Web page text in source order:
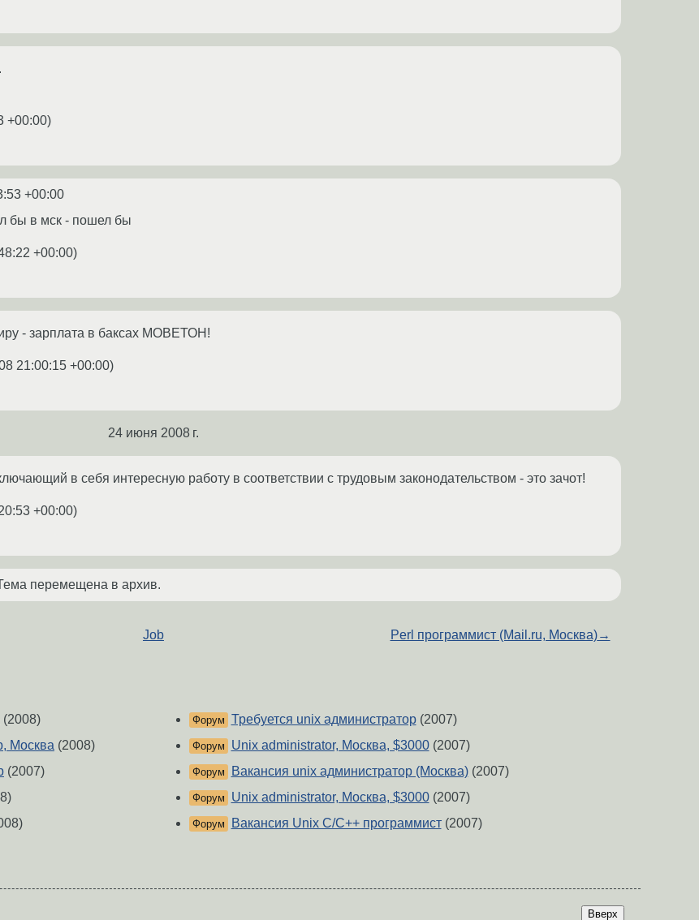
+00:00)
+00:00
бы в мск - пошел бы
+00:00)
- зарплата в баксах МОВЕТОН!
21:00:15 +00:00)
24 июня 2008 г.
в себя интересную работу в соответствии с трудовым законодательством - это зачот!
+00:00)
перемещена в архив.
Job Perl программист (Mail.ru, Москва)→
(2008)
Москва (2008)
(2007)
Форум Требуется unix администратор(2007)
Форум Unix administrator, Москва, $3000(2007)
Форум Вакансия unix администратор (Москва)(2007)
Форум Unix administrator, Москва, $3000(2007)
Форум Вакансия Unix C/C++ программист(2007)
Вверх